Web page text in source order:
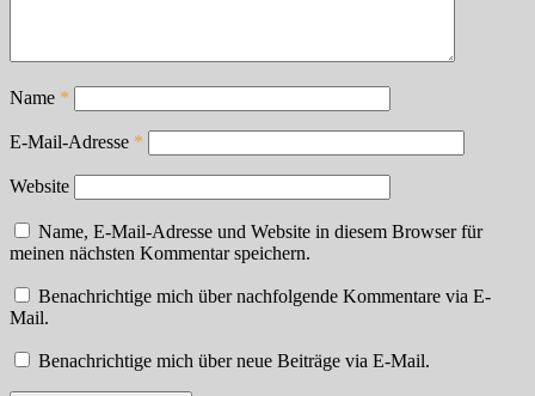
Name *
E-Mail-Adresse *
Website
Name, E-Mail-Adresse und Website in diesem Browser für
meinen nächsten Kommentar speichern.
Benachrichtige mich über nachfolgende Kommentare via E-
Mail.
Benachrichtige mich über neue Beiträge via E-Mail.